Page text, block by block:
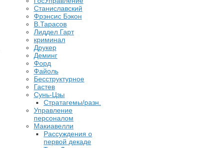
Станиславский
Фрэнсис Бэкон
В.Тарасов
Лиддел Гарт
криминал
Друкер
Деминг
Форд
Файоль
Бесструктурное
Гастев
Сунь-Цзы
Стратагемы/разн.
Управление
персоналом
Макиавелли
Рассуждения о
первой декаде